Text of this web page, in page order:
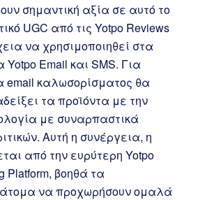
σημαντική αξία σε αυτό το
UGC από τις Yotpo Reviews
να χρησιμοποιηθεί στα
Email και SMS. Για
καλωσορίσματος θα
τα προϊόντα με την
με συναρπαστικά
Αυτή η συνέργεια, η
από την ευρύτερη Yotpo
Platform, βοηθά τα
να προχωρήσουν ομαλά